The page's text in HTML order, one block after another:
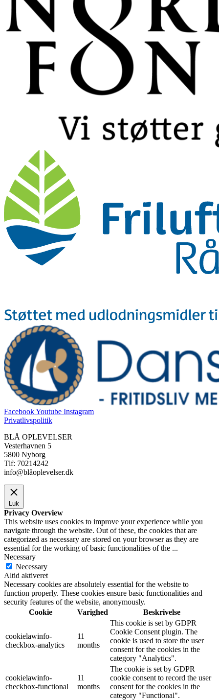
FacebookYoutube Instagram
Privatlivspolitik
BLÅ OPLEVELSER
Vesterhavnen 5
5800 Nyborg
Tlf: 70214242
info@blåoplevelser.dk
Luk
Privacy Overview
This website uses cookies to improve your experience while you
navigate through the website. Out of these, the cookies that are
categorized as necessary are stored on your browser as they are
essential for the working of basic functionalities of the ...
Necessary
Necessary
Altid aktiveret
Necessary cookies are absolutely essential for the website to
function properly. These cookies ensure basic functionalities and
security features of the website, anonymously.
Cookie
Varighed Beskrivelse
cookielawinfo-
checkbox-analytics
11
months
This cookie is set by GDPR
Cookie Consent plugin. The
cookie is used to store the user
consent for the cookies in the
category "Analytics".
cookielawinfo-
checkbox-functional
11
months
The cookie is set by GDPR
cookie consent to record the user
consent for the cookies in the
category "Functional".